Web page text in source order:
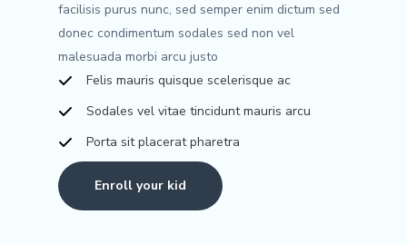
facilisis purus nunc, sed semper enim dictum sed
donec condimentum sodales sed non vel
malesuada morbi arcu justo
Felis mauris quisque scelerisque ac
Sodales vel vitae tincidunt mauris arcu
Porta sit placerat pharetra
Enroll your kid